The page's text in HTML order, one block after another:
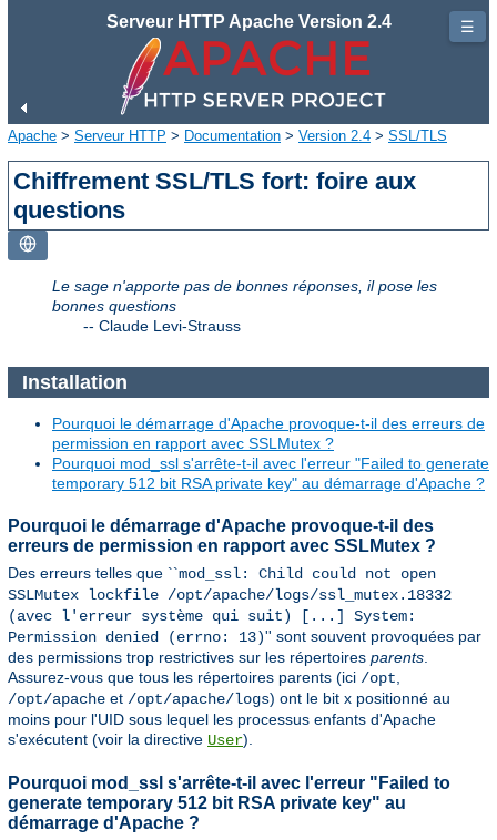
Serveur HTTP Apache Version 2.4
Apache > Serveur HTTP > Documentation > Version 2.4 > SSL/TLS
Chiffrement SSL/TLS fort: foire aux
questions
Le sage n'apporte pas de bonnes réponses, il pose les
bonnes questions
-- Claude Levi-Strauss
Installation
Pourquoi le démarrage d'Apache provoque-t-il des erreurs de
permission en rapport avec SSLMutex ?
Pourquoi mod_ssl s'arrête-t-il avec l'erreur "Failed to generate
temporary 512 bit RSA private key" au démarrage d'Apache ?
Pourquoi le démarrage d'Apache provoque-t-il des
erreurs de permission en rapport avec SSLMutex ?
Des erreurs telles que ``mod_ssl: Child could not open
SSLMutex lockfile /opt/apache/logs/ssl_mutex.18332
(avec l'erreur système qui suit) [...] System:
Permission denied (errno: 13)'' sont souvent provoquées par
des permissions trop restrictives sur les répertoires parents.
Assurez-vous que tous les répertoires parents (ici /opt,
/opt/apache et /opt/apache/logs) ont le bit x positionné au
moins pour l'UID sous lequel les processus enfants d'Apache
s'exécutent (voir la directive User).
Pourquoi mod_ssl s'arrête-t-il avec l'erreur "Failed to
generate temporary 512 bit RSA private key" au
démarrage d'Apache ?
☰